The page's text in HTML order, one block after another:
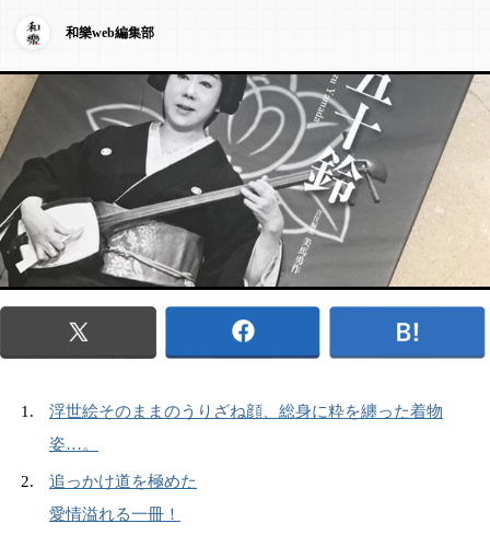
和樂web編集部
浮世絵そのままのうりざね顔、総身に粋を纏った着物
姿…。
追っかけ道を極めた
愛情溢れる一冊！